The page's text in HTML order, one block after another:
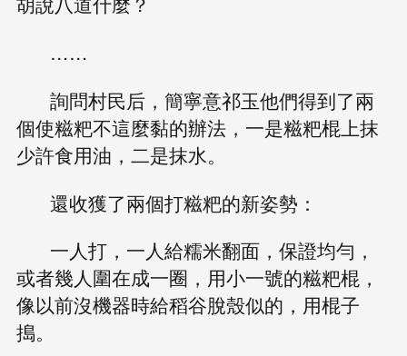
……
詢問村民后，簡寧意祁玉他們得到了兩
個使糍粑不這麼黏的辦法，一是糍粑棍上抹
少許食用油，二是抹水。
還收獲了兩個打糍粑的新姿勢：
一人打，一人給糯米翻面，保證均勻，
或者幾人圍在成一圈，用小一號的糍粑棍，
像以前沒機器時給稻谷脫殼似的，用棍子
搗。